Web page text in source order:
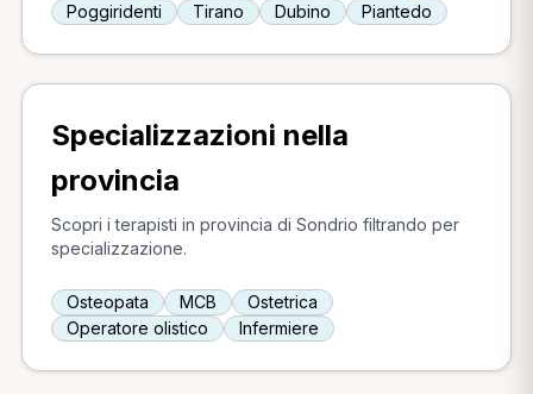
Poggiridenti
Tirano Dubino Piantedo
Specializzazioni nella
provincia
Scopri i terapisti in provincia di Sondrio filtrando per
specializzazione.
Osteopata MCB
Ostetrica
Operatore olistico
Infermiere